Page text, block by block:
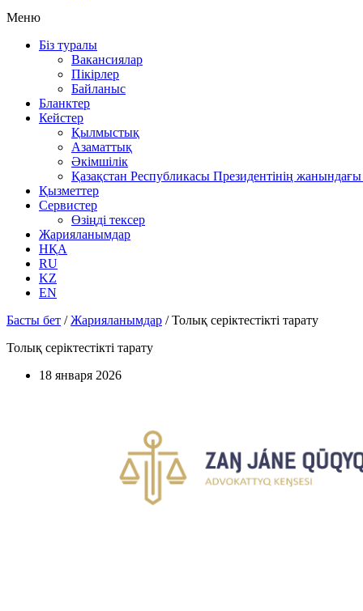
Меню
Біз туралы
Вакансиялар
Пікірлер
Байланыс
Бланктер
Кейстер
Қылмыстық
Азаматтық
Әкімшілік
Қазақстан Республикасы Президентінің
Қызметтер
Сервистер
Өзіңді тексер
Жарияланымдар
НҚА
RU
KZ
EN
Басты бет /Жарияланымдар /Толық серіктестікті тарату
Толық серіктестікті тарату
18 января 2026